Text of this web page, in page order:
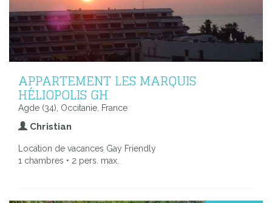
APPARTEMENT LES MARQUIS
HÉLIOPOLIS GH
Agde (34), Occitanie, France
Christian
Location de vacances Gay Friendly
1 chambres • 2 pers. max.